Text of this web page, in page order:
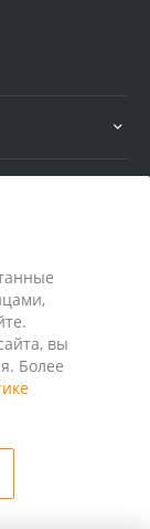
вы
Более